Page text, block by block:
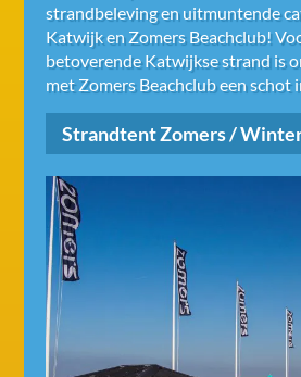
strandbeleving en uitmuntende
Katwijk en Zomers Beachclub!
betoverende Katwijkse strand is
met Zomers Beachclub een schot
Strandtent Zomers /